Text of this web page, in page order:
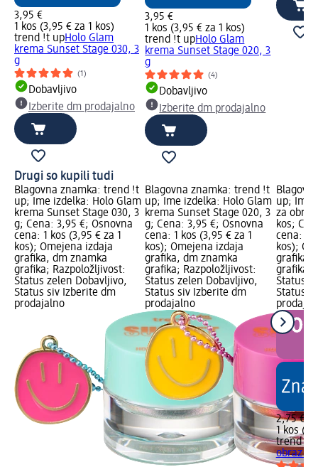
3,95 €
1 kos (3,95 € za 1 kos)
trend !t upHolo Glam
krema Sunset Stage 030, 3
g
(1)
Dobavljivo
Izberite dm prodajalno
3,95 €
1 kos (3,95 € za 1 kos)
trend !t upHolo Glam
krema Sunset Stage 020, 3
g
(4)
Dobavljivo
Izberite dm prodajalno
Drugi so kupili tudi
Blagovna znamka: trend !t
up; Ime izdelka: Holo Glam
krema Sunset Stage 030, 3
g; Cena: 3,95 €; Osnovna
cena: 1 kos (3,95 € za 1
kos); Omejena izdaja
grafika, dm znamka
grafika; Razpoložljivost:
Status zelen Dobavljivo,
Status siv Izberite dm
prodajalno
Blagovna znamka: trend !t
up; Ime izdelka: Holo Glam
krema Sunset Stage 020, 3
g; Cena: 3,95 €; Osnovna
cena: 1 kos (3,95 € za 1
kos); Omejena izdaja
grafika, dm znamka
grafika; Razpoložljivost:
Status zelen Dobavljivo,
Status siv Izberite dm
prodajalno
up; Ime
za obraz
kos;
cena: 1
kos);
grafika,
grafika;
Status
Status
2,75 €
1 kos
trend !t
obraz